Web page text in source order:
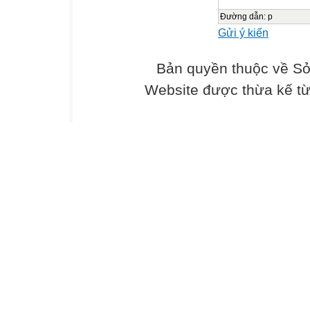
Đường dẫn: p
Gửi ý kiến
Bản quyền thuộc về
Website được thừa kế